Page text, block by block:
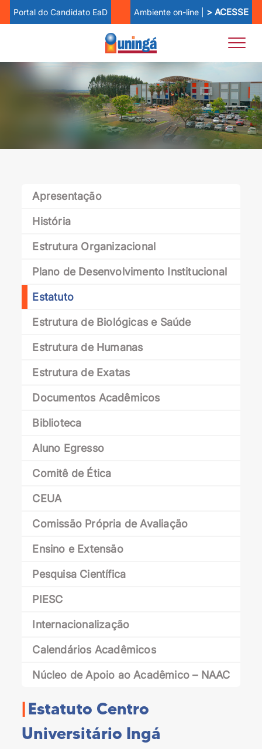
Portal do Candidato EaD Ambiente on-line | > ACESSE
Apresentação
História
Estrutura Organizacional
Plano de Desenvolvimento Institucional
Estatuto
Estrutura de Biológicas e Saúde
Estrutura de Humanas
Estrutura de Exatas
Documentos Acadêmicos
Biblioteca
Aluno Egresso
Comitê de Ética
CEUA
Comissão Própria de Avaliação
Ensino e Extensão
Pesquisa Científica
PIESC
Internacionalização
Calendários Acadêmicos
Núcleo de Apoio ao Acadêmico – NAAC
W poradnikach „jak pisać i publikować” Uningá
Mapy usług kampusowych i dostępności pomagają
|Estatuto Centro
Universitário Ingá